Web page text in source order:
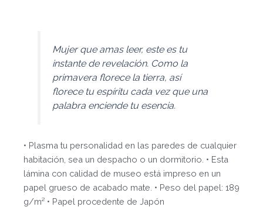
Mujer que amas leer, este es tu
instante de revelación. Como la
primavera florece la tierra, así
florece tu espíritu cada vez que una
palabra enciende tu esencia.
• Plasma tu personalidad en las paredes de cualquier
habitación, sea un despacho o un dormitorio. • Esta
lámina con calidad de museo está impreso en un
papel grueso de acabado mate. • Peso del papel: 189
g/m² • Papel procedente de Japón